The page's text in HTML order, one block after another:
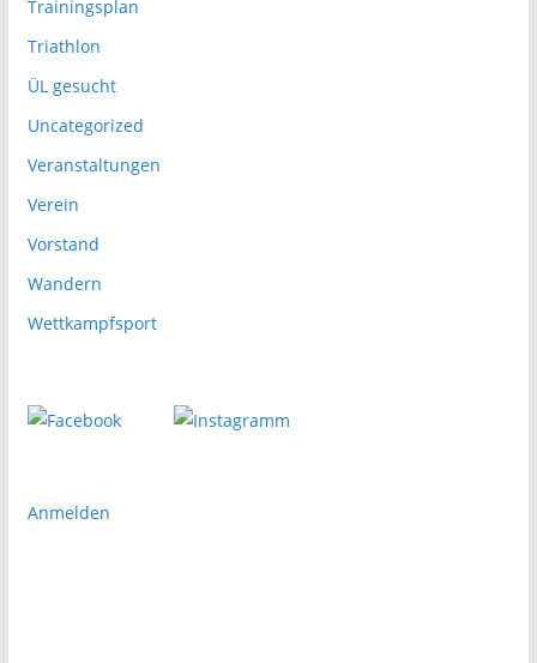
Trainingsplan
Triathlon
ÜL gesucht
Uncategorized
Veranstaltungen
Verein
Vorstand
Wandern
Wettkampfsport
Anmelden